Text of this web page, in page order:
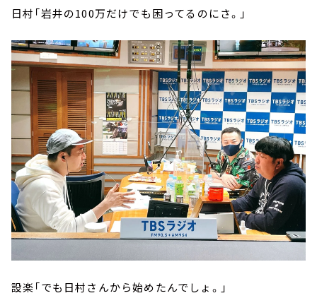
日村「岩井の100万だけでも困ってるのにさ。」
設楽「でも日村さんから始めたんでしょ。」